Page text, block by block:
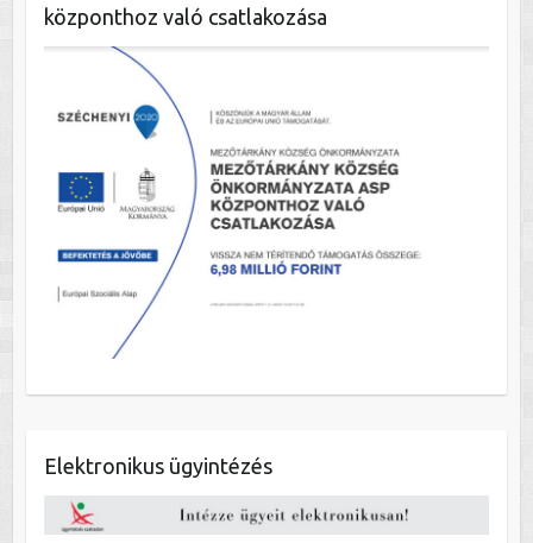
központhoz való csatlakozása
Elektronikus ügyintézés